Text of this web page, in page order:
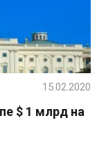
$ 1 млрд на
15.02.2020